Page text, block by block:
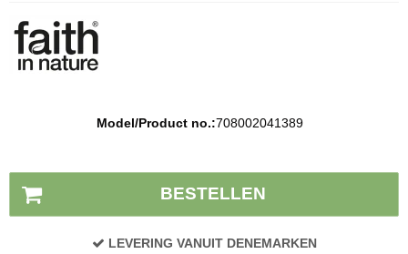
Model/Product no.:708002041389
BESTELLEN
LEVERING VANUIT DENEMARKEN